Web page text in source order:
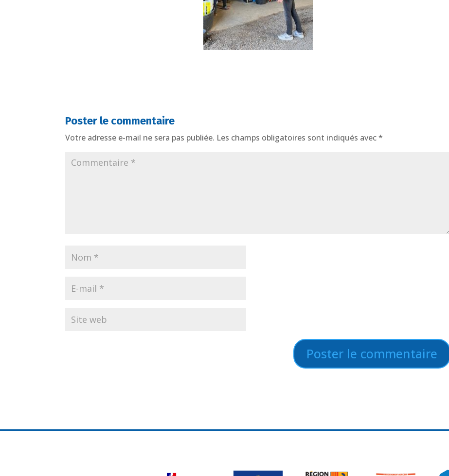
Poster le commentaire
Votre adresse e-mail ne sera pas publiée. Les champs obligatoires sont indiqués avec*